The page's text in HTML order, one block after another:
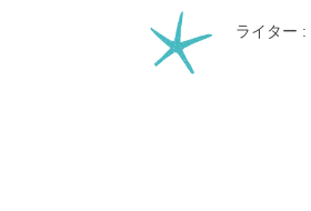
ライター :